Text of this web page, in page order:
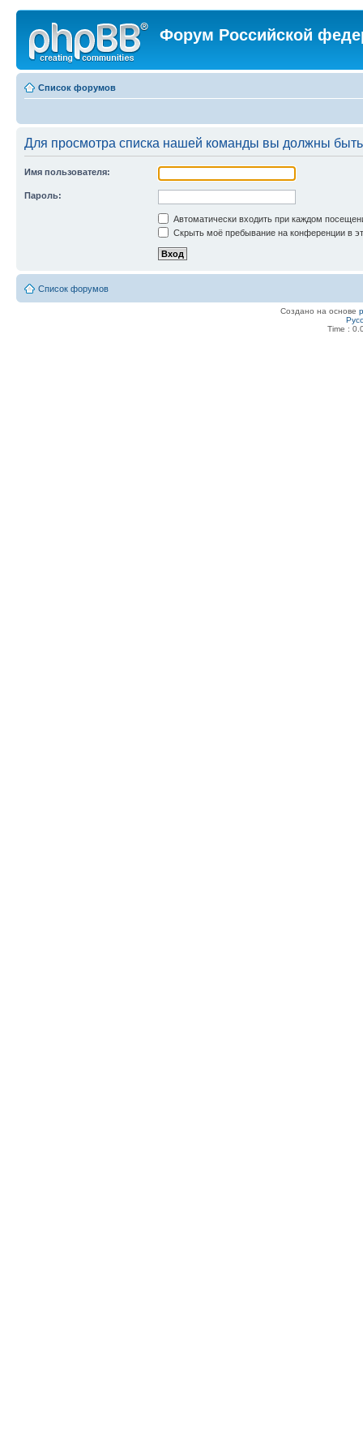
Форум Российской
Список форумов
Для просмотра списка нашей команды вы должны
Имя пользователя:
Пароль:
Автоматически входить при каждом
Скрыть моё пребывание на конференции в
Список форумов
Создано на основе
Time :